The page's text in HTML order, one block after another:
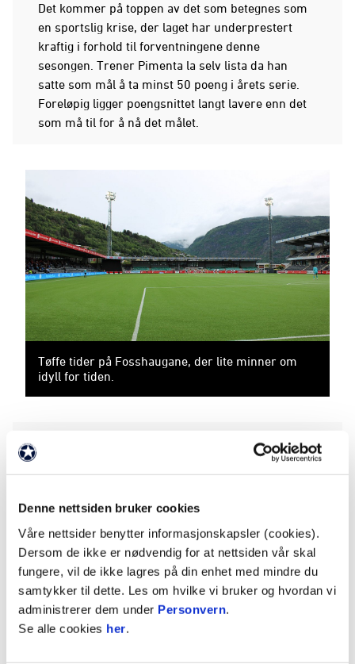
Denne nettsiden bruker cookies
Våre nettsider benytter informasjonskapsler (cookies).
Dersom de ikke er nødvendig for at nettsiden vår skal
fungere, vil de ikke lagres på din enhet med mindre du
samtykker til dette. Les om hvilke vi bruker og hvordan vi
administrerer dem under Personvern.
Se alle cookies her.
Det kommer på toppen av det som betegnes som
en sportslig krise, der laget har underprestert
kraftig i forhold til forventningene denne
sesongen. Trener Pimenta la selv lista da han
satte som mål å ta minst 50 poeng i årets serie.
Foreløpig ligger poengsnittet langt lavere enn det
som må til for å nå det målet.
Tøffe tider på Fosshaugane, der lite minner om
idyll for tiden.
trener Piamenta har blitt innvilget permisjon fram
overtar midlertidig treneransvaret inntil klubben
får nøstet opp i problemene rundt A-laget.
En sesongstart under forventningene har også
gjort at det har vært glisne tribuner på
Fosshaugane under vårens kamper. Det reelle